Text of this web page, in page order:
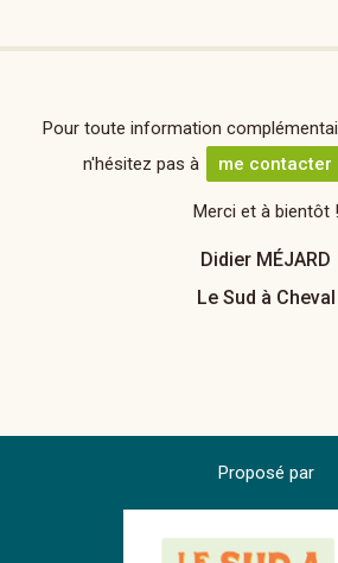
Pour toute information
n'hésitez pas à
me contacter
Merci et à bientôt !
Didier MÉJARD
Le Sud à Cheval
Proposé par